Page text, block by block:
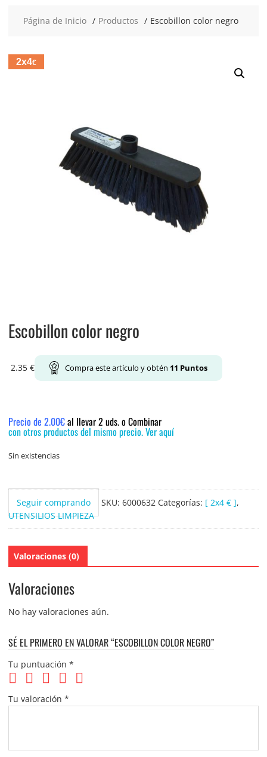
Página de Inicio Productos Escobillon color negro
2x4€
Escobillon color negro
2.35 € Compra este artículo y obtén 11 Puntos
Precio de 2.00€al llevar 2 uds. o Combinar
con otros productos del mismo precio. Ver aquí
Sin existencias
Seguir comprando SKU: 6000632 Categorías: [ 2x4 € ],
UTENSILIOS LIMPIEZA
Valoraciones (0)
Valoraciones
No hay valoraciones aún.
SÉ EL PRIMERO EN VALORAR “ESCOBILLON COLOR NEGRO”
Tu puntuación *
Tu valoración *